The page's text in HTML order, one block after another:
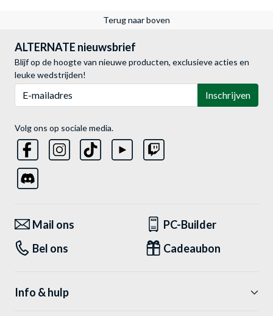
Terug naar boven
ALTERNATE nieuwsbrief
Blijf op de hoogte van nieuwe producten, exclusieve acties en
leuke wedstrijden!
Inschrijven
Volg ons op sociale media.
Mail ons
PC-Builder
Bel ons
Cadeaubon
Info & hulp